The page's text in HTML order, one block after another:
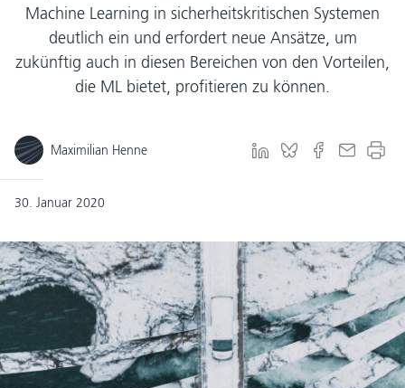
Machine Learning in sicherheitskritischen Systemen
deutlich ein und erfordert neue Ansätze, um
zukünftig auch in diesen Bereichen von den Vorteilen,
die ML bietet, profitieren zu können.
Maximilian Henne
30. Januar 2020